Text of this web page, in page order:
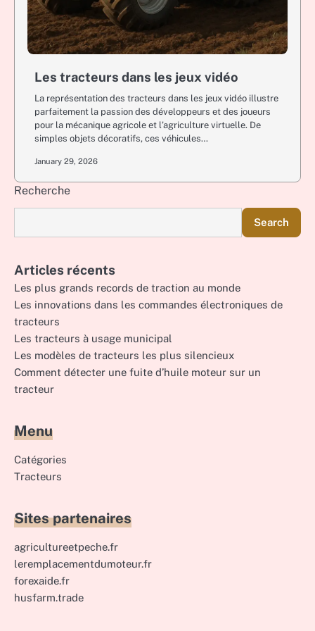
Les tracteurs dans les jeux vidéo
La représentation des tracteurs dans les jeux vidéo illustre
parfaitement la passion des développeurs et des joueurs
pour la mécanique agricole et l’agriculture virtuelle. De
simples objets décoratifs, ces véhicules…
January 29, 2026
Recherche
Search
Articles récents
Les plus grands records de traction au monde
Les innovations dans les commandes électroniques de
tracteurs
Les tracteurs à usage municipal
Les modèles de tracteurs les plus silencieux
Comment détecter une fuite d’huile moteur sur un
tracteur
Menu
Catégories
Tracteurs
Sites partenaires
agricultureetpeche.fr
leremplacementdumoteur.fr
forexaide.fr
husfarm.trade